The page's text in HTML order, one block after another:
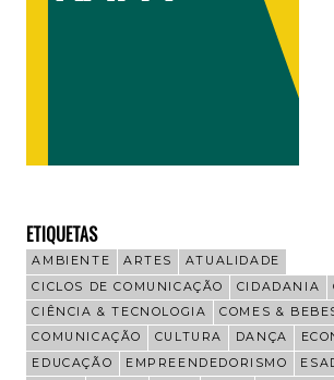
ETIQUETAS
AMBIENTE ARTES
ATUALIDADE
CICLOS DE COMUNICAÇÃO
CIDADANIA
CIÊNCIA & TECNOLOGIA
COMES &
COMUNICAÇÃO
CULTURA DANÇA
EDUCAÇÃO
EMPREENDEDORISMO